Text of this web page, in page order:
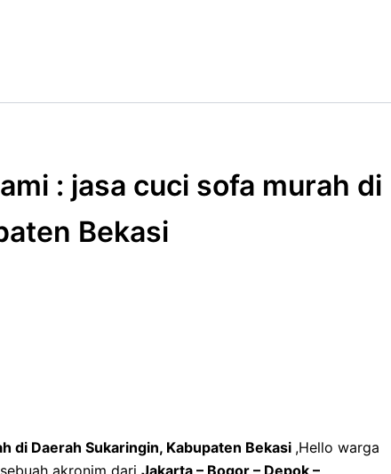
: jasa cuci sofa murah di
Bekasi
di Daerah Sukaringin, Kabupaten Bekasi ,Hello warga
akronim dari Jakarta – Bogor – Depok –